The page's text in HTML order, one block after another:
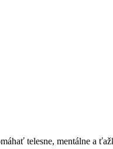
telesne, mentálne a